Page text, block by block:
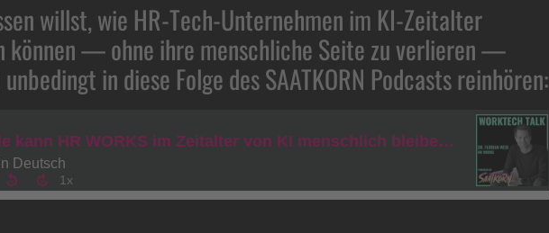
willst, wie HR-Tech-Unternehmen im KI-Zeitalter
können — ohne ihre menschliche Seite zu verlieren —
in diese Folge des SAATKORN Podcasts reinhören: